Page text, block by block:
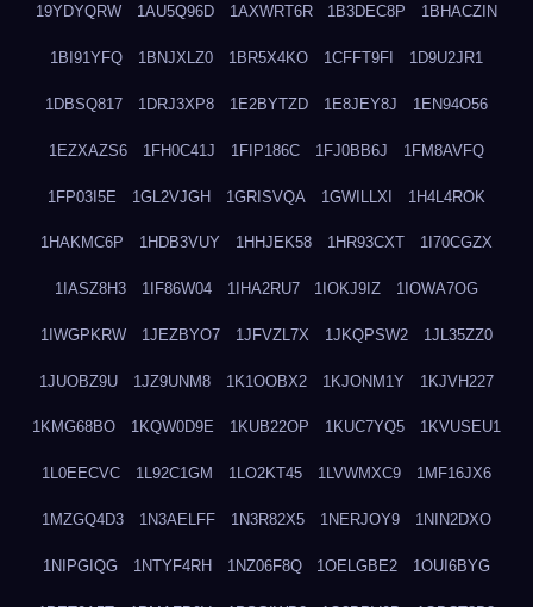
19YDYQRW 1AU5Q96D 1AXWRT6R 1B3DEC8P 1BHACZIN
1BI91YFQ 1BNJXLZ0 1BR5X4KO 1CFFT9FI 1D9U2JR1
1DBSQ817 1DRJ3XP8 1E2BYTZD 1E8JEY8J 1EN94O56
1EZXAZS6 1FH0C41J 1FIP186C 1FJ0BB6J 1FM8AVFQ
1FP03I5E 1GL2VJGH 1GRISVQA 1GWILLXI 1H4L4ROK
1HAKMC6P 1HDB3VUY 1HHJEK58 1HR93CXT 1I70CGZX
1IASZ8H3 1IF86W04 1IHA2RU7 1IOKJ9IZ 1IOWA7OG
1IWGPKRW 1JEZBYO7 1JFVZL7X 1JKQPSW2 1JL35ZZ0
1JUOBZ9U 1JZ9UNM8 1K1OOBX2 1KJONM1Y 1KJVH227
1KMG68BO 1KQW0D9E 1KUB22OP 1KUC7YQ5 1KVUSEU1
1L0EECVC 1L92C1GM 1LO2KT45 1LVWMXC9 1MF16JX6
1MZGQ4D3 1N3AELFF 1N3R82X5 1NERJOY9 1NIN2DXO
1NIPGIQG 1NTYF4RH 1NZ06F8Q 1OELGBE2 1OUI6BYG